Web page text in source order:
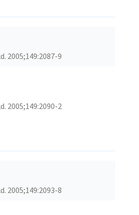
2005;149:2087-9
2005;149:2090-2
2005;149:2093-8